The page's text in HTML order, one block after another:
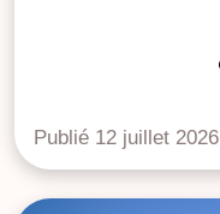
Publié 12 juillet 2026